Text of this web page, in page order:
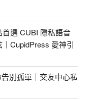
選 CUBI 隱私語音
CupidPress 愛神引
別孤單｜交友中心私